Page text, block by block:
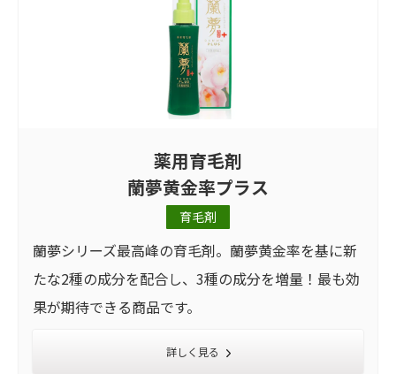
薬用育毛剤
蘭夢黄金率プラス
育毛剤
蘭夢シリーズ最高峰の育毛剤。蘭夢黄金率を基に新
たな2種の成分を配合し、3種の成分を増量！最も効
果が期待できる商品です。
詳しく見る